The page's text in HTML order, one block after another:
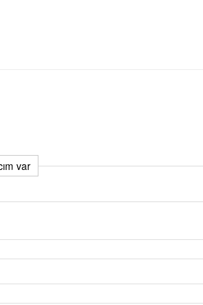
var